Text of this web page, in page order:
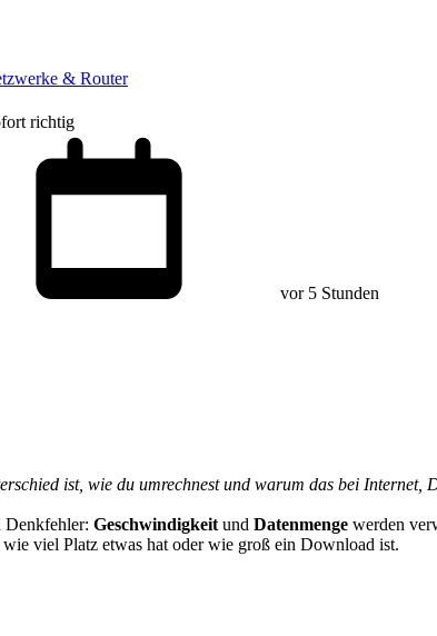
& Router
richtig
vor 5 Stunden
ist, wie du umrechnest und warum das bei Internet,
Denkfehler: Geschwindigkeit und Datenmenge werden
wie viel Platz etwas hat oder wie groß ein Download ist.